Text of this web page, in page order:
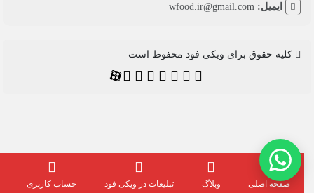
ایمیل:wfood.ir@gmail.com
کلیه حقوق برای ویکی فود محفوظ است
صفحه اصلی وبلاگ تبلیغات در ویکی فود حساب کاربری